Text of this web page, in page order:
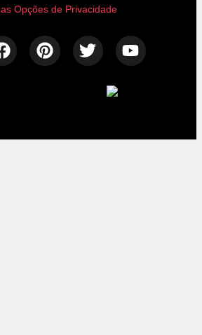
Opções de Privacidade